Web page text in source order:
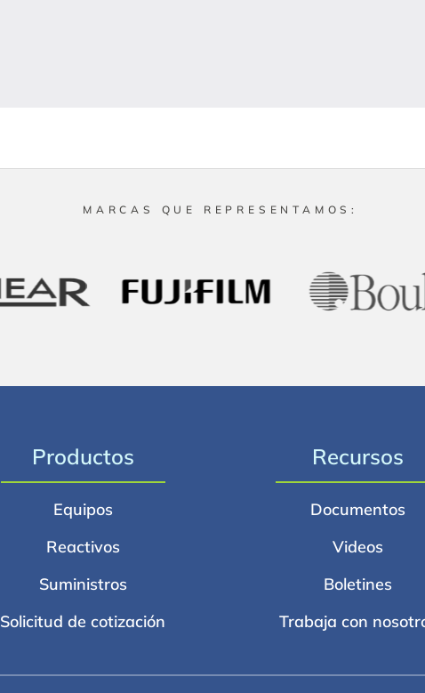
MARCAS QUE REPRESENTAMOS:
Productos
Equipos
Reactivos
Suministros
Solicitud de cotización
Recursos
Documentos
Videos
Boletines
Trabaja con